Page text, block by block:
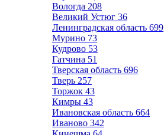
Вологда 208
Великий Устюг 36
Ленинградская область 699
Мурино 73
Кудрово 53
Гатчина 51
Тверская область 696
Тверь 257
Торжок 43
Кимры 43
Ивановская область 664
Иваново 342